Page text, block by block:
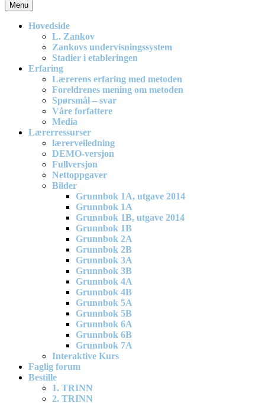
En effektiv og spennende modell for matematikkundervisning i
barneskolen
Menu
Hovedside
L. Zankov
Zankovs undervisningssystem
Stadier i etableringen
Erfaring
Lærerens erfaring med metoden
Foreldrenes mening om metoden
Spørsmål – svar
Våre forfattere
Media
Lærerressurser
lærerveiledning
DEMO-versjon
Fullversjon
Nettoppgaver
Bilder
Grunnbok 1A, utgave 2014
Grunnbok 1A
Grunnbok 1B, utgave 2014
Grunnbok 1B
Grunnbok 2A
Grunnbok 2B
Grunnbok 3A
Grunnbok 3B
Grunnbok 4A
Grunnbok 4B
Grunnbok 5A
Grunnbok 5B
Grunnbok 6A
Grunnbok 6B
Grunnbok 7A
Interaktive Kurs
Faglig forum
Bestille
1. TRINN
2. TRINN